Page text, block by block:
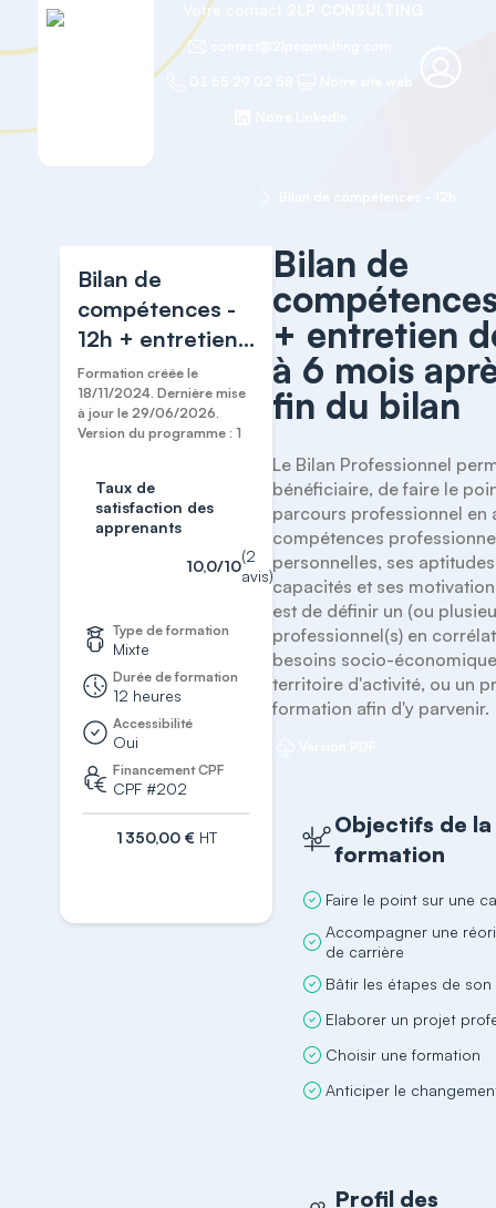
Votre contact
Bilan de
compétences -
12h + entretien
de suivi à 6 mois
après la fin du
bilan
Formation créée le
18/11/2024. Dernière mise
à jour le 29/06/2026.
Version du programme : 1
Taux de
satisfaction des
apprenants
10,0/10
(2
avis)
Type de formation
Mixte
Durée de formation
12 heures
Accessibilité
Oui
Financement CPF
CPF #202
1 350,00 € HT
Bilan de
+ entretien
à 6 mois
fin du bilan
Le Bilan Professionnel
bénéficiaire, de faire le
parcours professionnel en
compétences
personnelles, ses
capacités et ses
est de définir un (ou
professionnel(s) en
besoins socio-
territoire d'activité, ou un
formation afin d'y parvenir.
Objectifs de la
formation
Faire le point sur une
Accompagner une
de carrière
Bâtir les étapes de
Elaborer un projet
Choisir une formation
Anticiper le
Profil des